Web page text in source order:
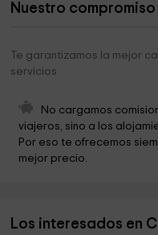
Parroquial de S. Miguel de
Iglesia De San Salvador De
Iglesia En Leixoada Loutoño
Cementerio en Leixoada
Igrexa de Santa María de
Parroquial de Sª Mariña de
Nuestro
Te garantizamos la mejor
servicios
No cargamos
viajeros, sino a los
Por eso te ofrecemos
mejor precio.
Los interesados en